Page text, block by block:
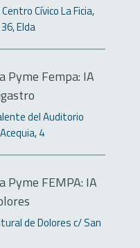
Centro Cívico La Ficia,
Elda
Pyme Fempa: IA
del Auditorio
4
Pyme FEMPA: IA
de Dolores c/ San